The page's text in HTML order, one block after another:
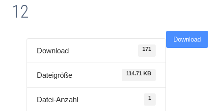
12
Download
Download 171
Dateigröße 114.71 KB
Datei-Anzahl 1